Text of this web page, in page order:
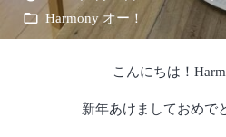
folder_open Harmony オー！
こんにちは！
新年あけましておめで